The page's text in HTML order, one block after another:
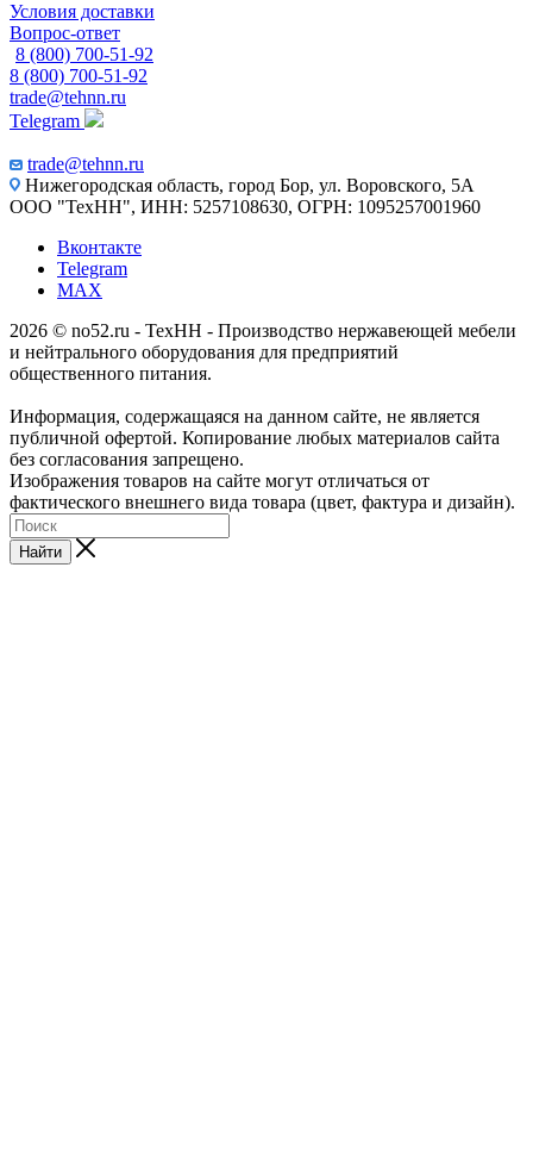
Условия доставки
Вопрос-ответ
8 (800) 700-51-92
8 (800) 700-51-92
trade@tehnn.ru
Telegram
trade@tehnn.ru
Нижегородская область, город Бор, ул. Воровского, 5А
ООО "ТехНН", ИНН: 5257108630, ОГРН: 1095257001960
Вконтакте
Telegram
MAX
2026 © no52.ru - ТехНН - Производство нержавеющей мебели
и нейтрального оборудования для предприятий
общественного питания.
Информация, содержащаяся на данном сайте, не является
публичной офертой. Копирование любых материалов сайта
без согласования запрещено.
Изображения товаров на сайте могут отличаться от
фактического внешнего вида товара (цвет, фактура и дизайн).
Найти